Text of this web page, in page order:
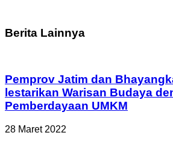
Berita Lainnya
Pemprov Jatim dan
lestarikan Warisan Budaya
Pemberdayaan UMKM
28 Maret 2022